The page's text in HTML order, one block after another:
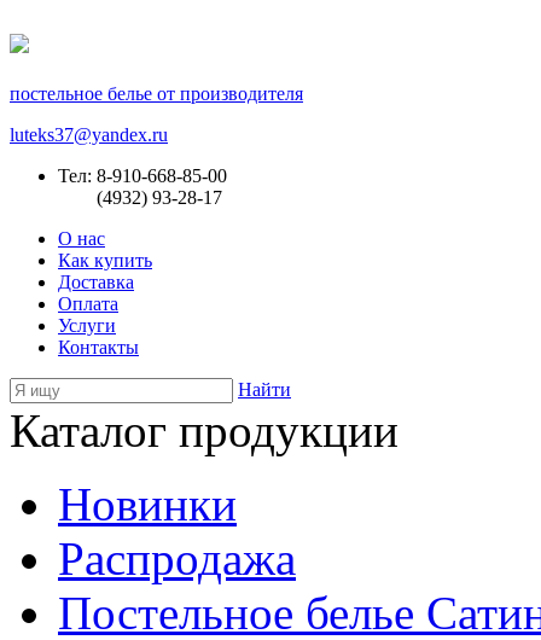
постельное белье от производителя
luteks37@yandex.ru
Тел: 8-910-668-85-00
(4932) 93-28-17
О нас
Как купить
Доставка
Оплата
Услуги
Контакты
Найти
Каталог продукции
Новинки
Распродажа
Постельное белье